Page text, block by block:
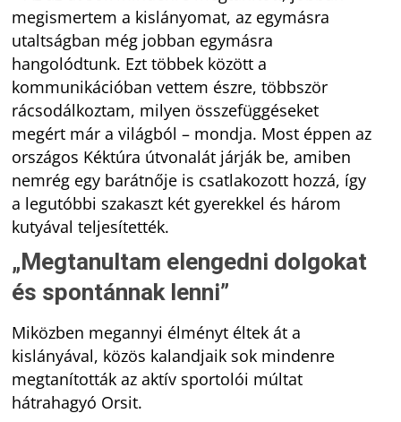
megismertem a kislányomat, az egymásra
utaltságban még jobban egymásra
hangolódtunk. Ezt többek között a
kommunikációban vettem észre, többször
rácsodálkoztam, milyen összefüggéseket
megért már a világból – mondja. Most éppen az
országos Kéktúra útvonalát járják be, amiben
nemrég egy barátnője is csatlakozott hozzá, így
a legutóbbi szakaszt két gyerekkel és három
kutyával teljesítették.
„Megtanultam elengedni dolgokat
és spontánnak lenni”
Miközben megannyi élményt éltek át a
kislányával, közös kalandjaik sok mindenre
megtanították az aktív sportolói múltat
hátrahagyó Orsit.